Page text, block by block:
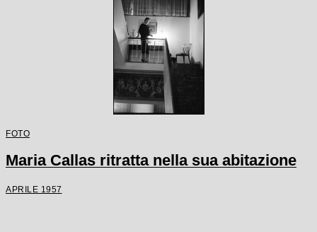
FOTO
Maria Callas ritratta nella sua abitazione
APRILE 1957